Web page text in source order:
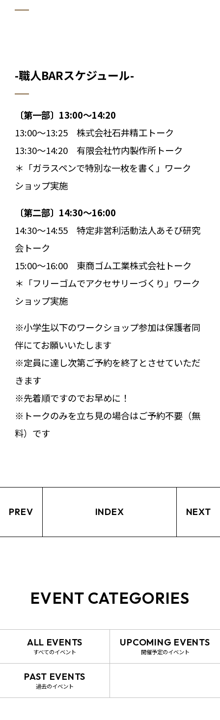
-職人BARスケジュール-
〔第一部〕13:00～14:20
13:00～13:25 株式会社石井精工トーク
13:30～14:20 有限会社竹内製作所トーク
＊「ガラスペンで特別な一枚を書く」ワーク
ショップ実施
〔第二部〕14:30～16:00
14:30～14:55 特定非営利活動法人あそび研究
会トーク
15:00～16:00 東商ゴム工業株式会社トーク
＊「フリーゴムでアクセサリーづくり」ワーク
ショップ実施
※小学生以下のワークショップ参加は保護者同
伴にてお願いいたします
※定員に達し次第ご予約を終了とさせていただ
きます
※先着順ですのでお早めに！
※トークのみを立ち見の場合はご予約不要（無
料）です
PREV NEXT
INDEX
EVENT CATEGORIES
ALL EVENTS
すべてのイベント
UPCOMING EVENTS
開催予定のイベント
PAST EVENTS
過去のイベント